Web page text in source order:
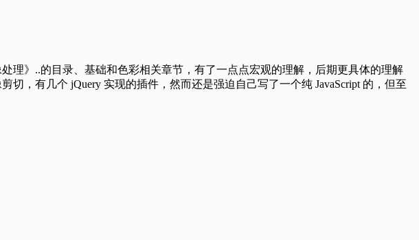
理》..的目录、基础和色彩相关章节，有了一点点宏观的理解，后期更具体的理解
，有几个 jQuery 实现的插件，然而还是强迫自己写了一个纯 JavaScript 的，但至